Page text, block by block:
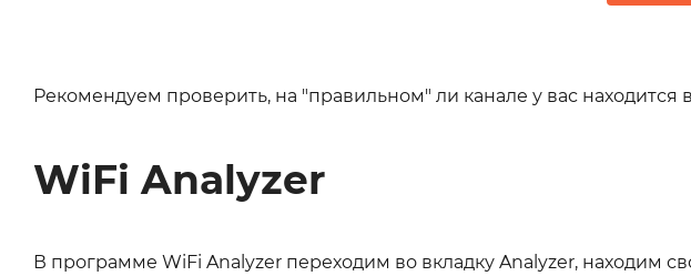
Рекомендуем проверить, на "правильном" ли канале у вас находится
WiFi Analyzer
В программе WiFi Analyzer переходим во вкладку Analyzer, находим